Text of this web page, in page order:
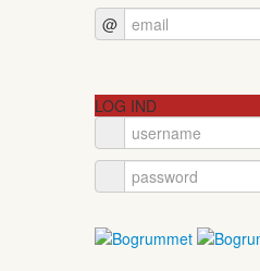
@
LOG IND